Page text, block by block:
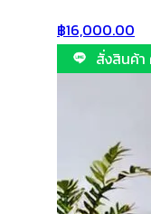
฿16,000.00
สั่งสินค้า